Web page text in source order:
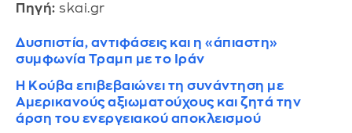
Πηγή: skai.gr
Δυσπιστία, αντιφάσεις και η «άπιαστη»
συμφωνία Τραμπ με το Ιράν
Η Κούβα επιβεβαιώνει τη συνάντηση με
Αμερικανούς αξιωματούχους και ζητά την
άρση του ενεργειακού αποκλεισμού